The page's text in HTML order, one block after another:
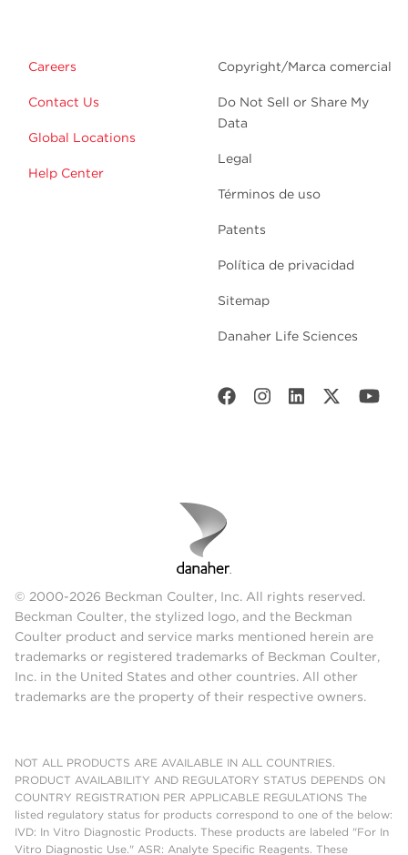
Careers
Contact Us
Global Locations
Help Center
Copyright/Marca comercial
Do Not Sell or Share My
Data
Legal
Términos de uso
Patents
Política de privacidad
Sitemap
Danaher Life Sciences
© 2000-2026 Beckman Coulter, Inc. All rights reserved.
Beckman Coulter, the stylized logo, and the Beckman
Coulter product and service marks mentioned herein are
trademarks or registered trademarks of Beckman Coulter,
Inc. in the United States and other countries. All other
trademarks are the property of their respective owners.
NOT ALL PRODUCTS ARE AVAILABLE IN ALL COUNTRIES.
PRODUCT AVAILABILITY AND REGULATORY STATUS DEPENDS ON
COUNTRY REGISTRATION PER APPLICABLE REGULATIONS The
listed regulatory status for products correspond to one of the below:
IVD: In Vitro Diagnostic Products. These products are labeled "For In
Vitro Diagnostic Use." ASR: Analyte Specific Reagents. These